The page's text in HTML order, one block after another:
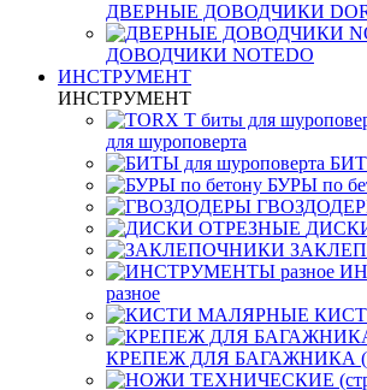
ДВЕРНЫЕ ДОВОДЧИКИ
ДОВОДЧИКИ NOTEDO
ИНСТРУМЕНТ
ИНСТРУМЕНТ
для шуроповерта
БУРЫ по
разное
КРЕПЕЖ ДЛЯ БАГАЖНИКА